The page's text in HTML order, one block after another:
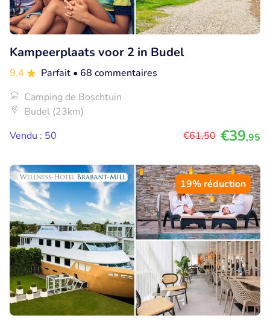
Kampeerplaats voor 2 in Budel
9.4 Parfait • 68 commentaires
Camping de Boschtuin
Budel (23km)
Vendu : 50
€61,50 €39,95
19% réduction